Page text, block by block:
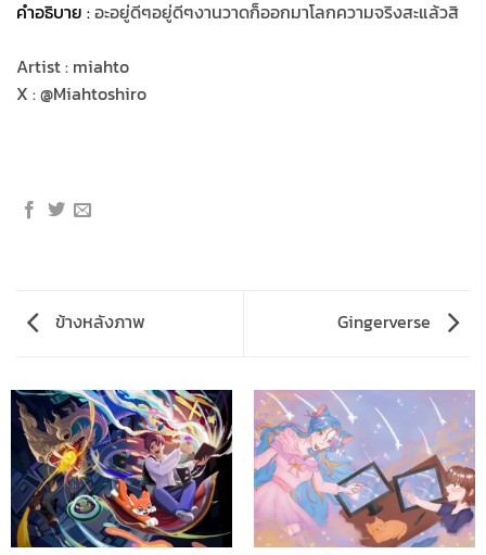
คำอธิบาย :อะอยู่ดีๆอยู่ดีๆงานวาดก็ออกมาโลกความจริงสะแล้วสิ
Artist : miahto
X : @Miahtoshiro
ข้างหลังภาพ Gingerverse